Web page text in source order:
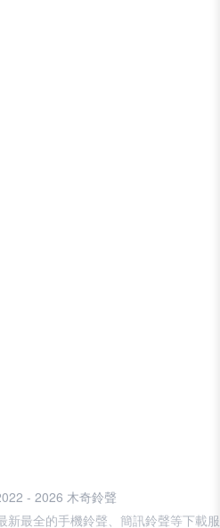
- 2026 木奇鈴聲
最全的手機鈴聲、簡訊鈴聲等下載服